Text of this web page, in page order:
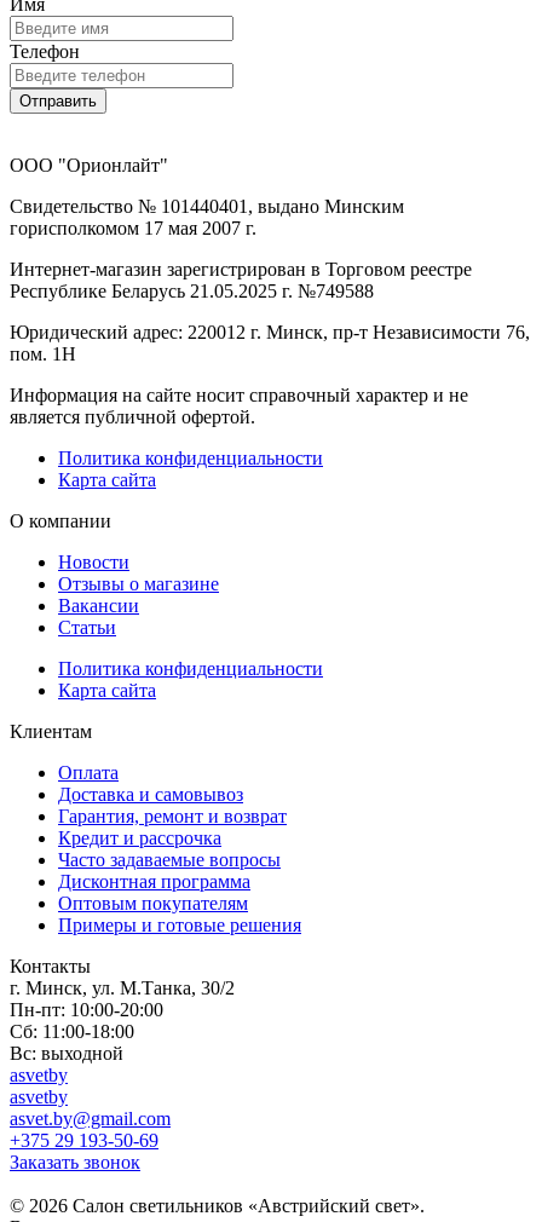
Имя
Телефон
Отправить
ООО "Орионлайт"
Свидетельство № 101440401, выдано Минским
горисполкомом 17 мая 2007 г.
Интернет-магазин зарегистрирован в Торговом реестре
Республике Беларусь 21.05.2025 г. №749588
Юридический адрес: 220012 г. Минск, пр-т Независимости 76,
пом. 1Н
Информация на сайте носит справочный характер и не
является публичной офертой.
Политика конфиденциальности
Карта сайта
О компании
Новости
Отзывы о магазине
Вакансии
Статьи
Политика конфиденциальности
Карта сайта
Клиентам
Оплата
Доставка и самовывоз
Гарантия, ремонт и возврат
Кредит и рассрочка
Часто задаваемые вопросы
Дисконтная программа
Оптовым покупателям
Примеры и готовые решения
Контакты
г. Минск, ул. М.Танка, 30/2
Пн-пт: 10:00-20:00
Сб: 11:00-18:00
Вс: выходной
asvetby
asvetby
asvet.by@gmail.com
+375 29 193-50-69
Заказать звонок
© 2026 Салон светильников «Австрийский свет».